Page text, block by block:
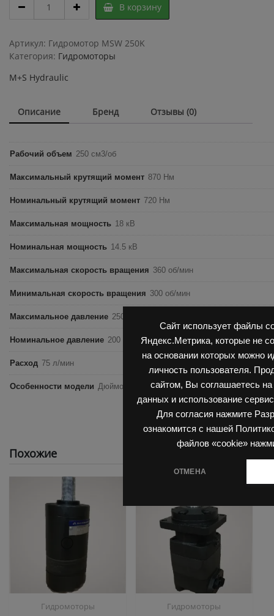
Сайт использует файлы
Яндекс.Метрика, которые не
на основании которых можно
личность пользователя.
сайтом, Вы соглашаетесь на
данных и использование
Для согласия нажмите
ознакомится с нашей
файлов «cookie»
ОТМЕНА
M+S
MSW
250K
quantity
В корзину
Артикул: Гидромотор MSW 250K
Категория: Гидромоторы
M+S Hydraulic
Описание Бренд Отзывы (0)
Рабочий объем 250 см3/об
Максимальный крутящий момент 870 Нм
Номинальный крутящий момент 720 Нм
Максимальная мощность 18 кВ
Номинальная мощность 14.5 кВ
Максимальная скорость вращения 360 об/мин
Минимальная скорость вращения 300 об/мин
Максимальное давление 250 бар
Номинальное давление 200 бар
Расход 75 л/мин
Особенности модели Дюймовый размер, Конический вал,
Похожие
Гидромоторы Гидромоторы